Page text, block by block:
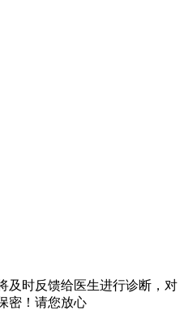
及时反馈给医生进行诊断，对
密！请您放心